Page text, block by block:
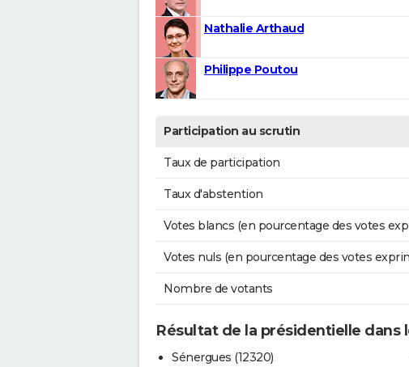
Nathalie Arthaud
Philippe Poutou
Participation au scrutin
Taux de participation
Taux d'abstention
Votes blancs (en pourcentage des votes
Votes nuls (en pourcentage des votes
Nombre de votants
Résultat de la présidentielle dans
Sénergues (12320)